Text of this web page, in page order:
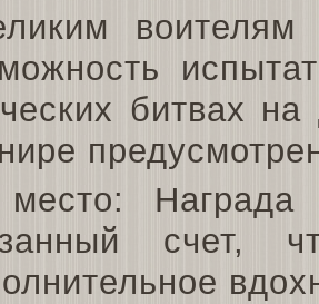
воителям
битвах
счет,